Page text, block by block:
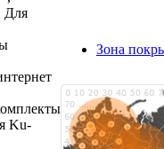
Для
Ku-
Зона